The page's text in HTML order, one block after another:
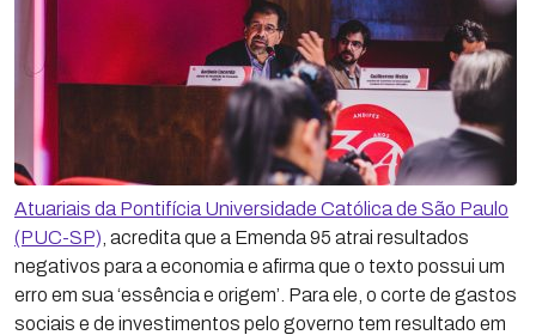
Atuariais da Pontifícia Universidade Católica de São Paulo
(PUC-SP) , acredita que a Emenda 95 atrai resultados
negativos para a economia e afirma que o texto possui um
erro em sua ‘essência e origem’. Para ele, o corte de gastos
sociais e de investimentos pelo governo tem resultado em